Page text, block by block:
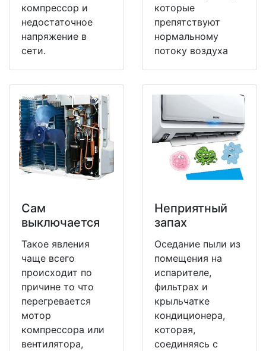
компрессор и
недостаточное
напряжение в
сети.
которые
препятствуют
нормальному
потоку воздуха
Сам
выключается
Такое явления
чаще всего
происходит по
причине то что
перегревается
мотор
компрессора или
вентилятора,
Неприятный
запах
Оседание пыли из
помещения на
испарителе,
фильтрах и
крыльчатке
кондиционера,
которая,
соединяясь с